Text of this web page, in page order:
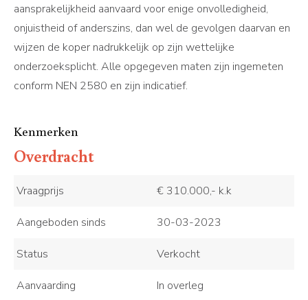
aansprakelijkheid aanvaard voor enige onvolledigheid,
onjuistheid of anderszins, dan wel de gevolgen daarvan en
wijzen de koper nadrukkelijk op zijn wettelijke
onderzoeksplicht. Alle opgegeven maten zijn ingemeten
conform NEN 2580 en zijn indicatief.
Kenmerken
Overdracht
Vraagprijs € 310.000,- k.k
Aangeboden sinds 30-03-2023
Status Verkocht
Aanvaarding In overleg